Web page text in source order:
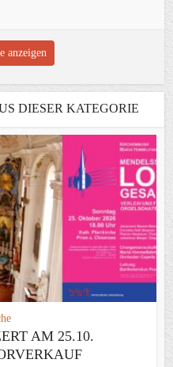
anzeigen
DIESER KATEGORIE
AM 25.10.